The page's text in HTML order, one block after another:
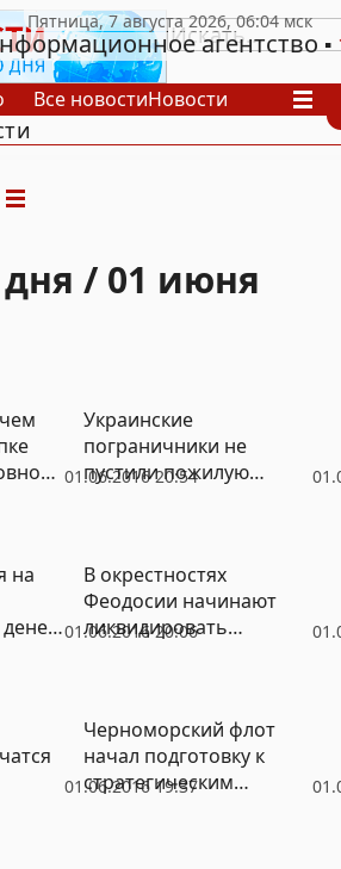
агентство
Все новостиНовости
/ 01 июня
01.06.2016 20:54
Украинские
пограничники не
пустили пожилую
01.06.2016 20:06
на
В окрестностях
Феодосии начинают
ликвидировать
01.06.2016 19:37
Черноморский флот
начал подготовку к
стратегическим